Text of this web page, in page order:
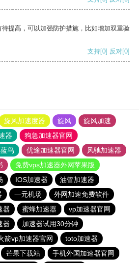
提高，可以加强防护措施，比如增加双重验
支持[0] 反对[0]
旋风加速度器 旋风
旋风加速
器
狗急加速器官网
鸟 优途加速器官网
风驰加速器
免费vps加速器外网苹果版
IOS加速器
油管加速器
一元机场
外网加速免费软件
器 蜜蜂加速器
vp加速器官网
器
加速器试用30分钟
箭vp加速器官网
toto加速器
芒果下载站 手机外国加速器官网